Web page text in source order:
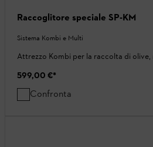
Raccoglitore speciale SP-KM
Sistema Kombi e Multi
Attrezzo Kombi per la raccolta di
599,00 €*
Confronta